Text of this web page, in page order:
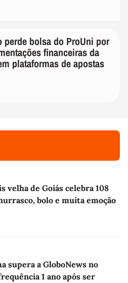
perde bolsa do ProUni por
financeiras da
plataformas de apostas
velha de Goiás celebra 108
bolo e muita emoção
supera a GloboNews no
1 ano após ser